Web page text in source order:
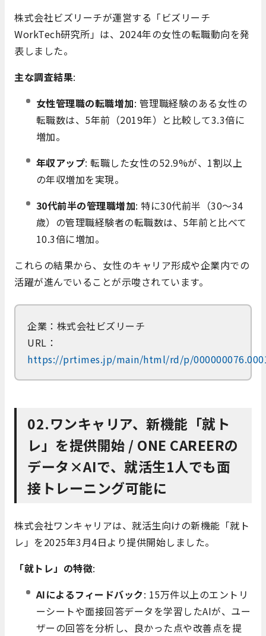
株式会社ビズリーチが運営する「ビズリーチ
WorkTech研究所」は、2024年の女性の転職動向を発
表しました。
主な調査結果:
女性管理職の転職増加: 管理職経験のある女性の
転職数は、5年前（2019年）と比較して3.3倍に
増加。
年収アップ: 転職した女性の52.9%が、1割以上
の年収増加を実現。
30代前半の管理職増加: 特に30代前半（30～34
歳）の管理職経験者の転職数は、5年前と比べて
10.3倍に増加。
これらの結果から、女性のキャリア形成や企業内での
活躍が進んでいることが示唆されています。
企業：株式会社ビズリーチ
URL：
https://prtimes.jp/main/html/rd/p/
02.ワンキャリア、新機能「就ト
レ」を提供開始 / ONE CAREERの
データ×AIで、就活生1人でも面
接トレーニング可能に
株式会社ワンキャリアは、就活生向けの新機能「就ト
レ」を2025年3月4日より提供開始しました。
「就トレ」の特徴:
AIによるフィードバック: 15万件以上のエントリ
ーシートや面接回答データを学習したAIが、ユー
ザーの回答を分析し、良かった点や改善点を提